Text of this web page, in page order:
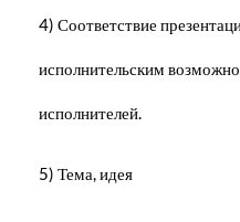
4) Соответствие
исполнительским
исполнителей.
5) Тема, идея